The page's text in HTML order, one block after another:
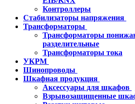
Контроллеры
Стабилизаторы напряжения
Трансформаторы
Трансформаторы
разделительные
Трансформаторы тока
УКРМ
Шинопроводы
Шкафная продукция
Аксессуары для шкафов
Взрывозащищенные